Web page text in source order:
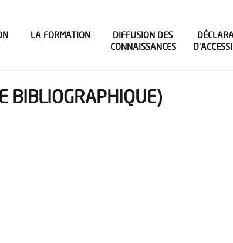
LA FORMATION
DIFFUSION DES
CONNAISSANCES
BIBLIOGRAPHIQUE)